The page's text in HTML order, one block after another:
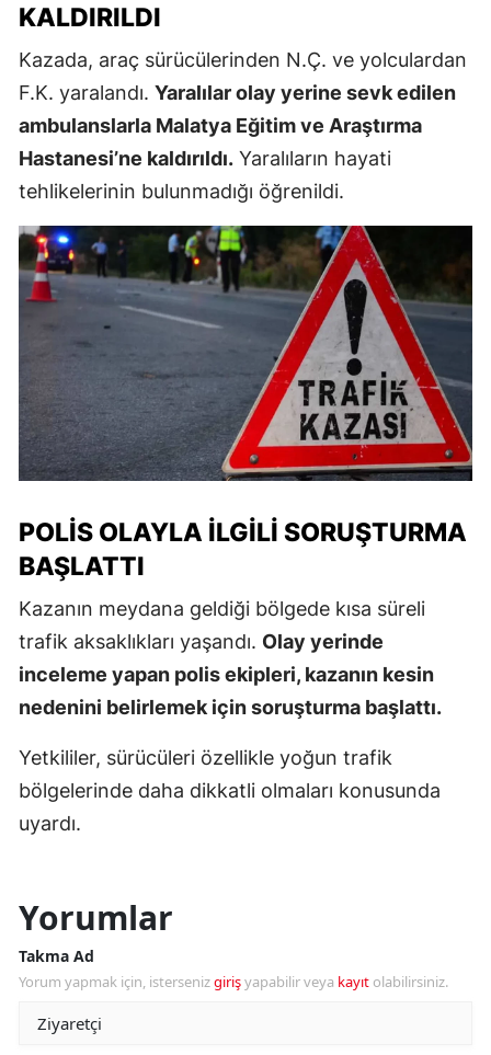
KALDIRILDI
Kazada, araç sürücülerinden N.Ç. ve yolculardan
F.K. yaralandı. Yaralılar olay yerine sevk edilen
ambulanslarla Malatya Eğitim ve Araştırma
Hastanesi’ne kaldırıldı. Yaralıların hayati
tehlikelerinin bulunmadığı öğrenildi.
POLIS OLAYLA İLGILI SORUŞTURMA
BAŞLATTI
Kazanın meydana geldiği bölgede kısa süreli
trafik aksaklıkları yaşandı. Olay yerinde
inceleme yapan polis ekipleri, kazanın kesin
nedenini belirlemek için soruşturma başlattı.
Yetkililer, sürücüleri özellikle yoğun trafik
bölgelerinde daha dikkatli olmaları konusunda
uyardı.
Yorumlar
Takma Ad
Yorum yapmak için, istersenizgirişyapabilir veya kayıt olabilirsiniz.